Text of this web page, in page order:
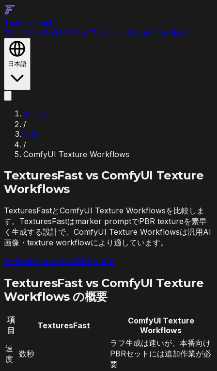
TexturesFast™
マテリアルを盗む ↗料金プランよくある質問Contact
日本語
ホーム
/
比較
/
ComfyUI Texture Workflows
TexturesFast vs ComfyUI Texture
Workflows
TexturesFastとComfyUI Texture Workflowsを比較しま
す。TexturesFastはmarker promptでPBR textureを素早
く生成する設計で、ComfyUI Texture Workflowsは汎用AI
画像・texture workflowにより適しています。
最初のtextureを作成料金を見る
TexturesFast vs ComfyUI Texture
Workflows の概要
項
目
TexturesFast
ComfyUI Texture
Workflows
速
度
数秒
ラフ生成は速いが、本番向け
PBRセットには追加作業が必
要